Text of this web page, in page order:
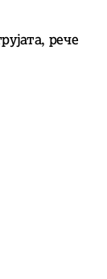
рече